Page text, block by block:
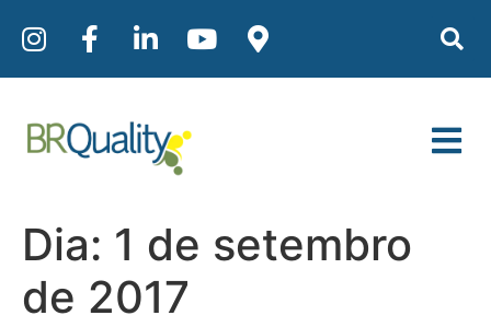
Dia: 1 de setembro
de 2017